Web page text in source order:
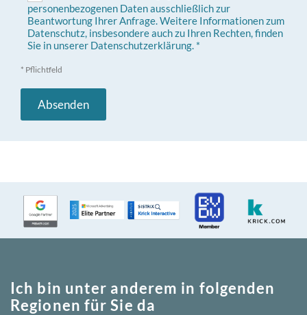
personenbezogenen Daten ausschließlich zur
Beantwortung Ihrer Anfrage. Weitere Informationen zum
Datenschutz, insbesondere auch zu Ihren Rechten, finden
Sie in unserer Datenschutzerklärung. *
* Pflichtfeld
Ich bin unter anderem in folgenden
Regionen für Sie da